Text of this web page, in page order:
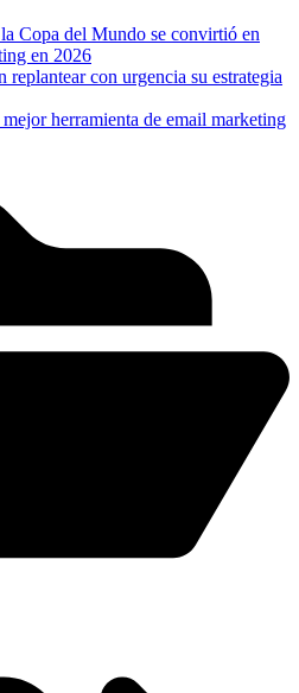
Copa del Mundo se convirtió en
en 2026
replantear con urgencia su estrategia
herramienta de email marketing